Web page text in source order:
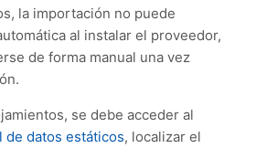
la importación no puede
al instalar el proveedor,
de forma manual una vez
se debe acceder al
de datos estáticos, localizar el